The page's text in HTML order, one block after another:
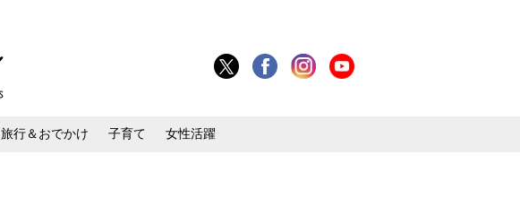
旅行＆おでかけ 子育て 女性活躍